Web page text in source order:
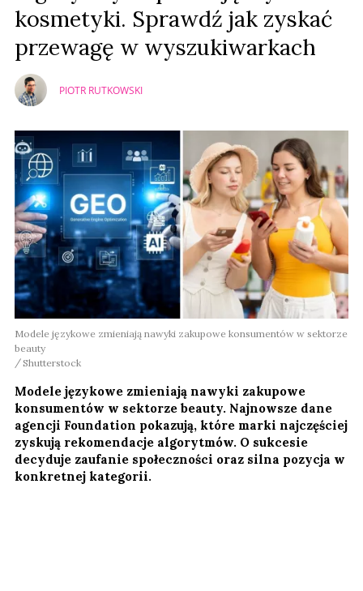
kosmetyki. Sprawdź jak zyskać
przewagę w wyszukiwarkach
PIOTR RUTKOWSKI
Modele językowe zmieniają nawyki zakupowe konsumentów w sektorze
beauty
Shutterstock
Modele językowe zmieniają nawyki zakupowe
konsumentów w sektorze beauty. Najnowsze dane
agencji Foundation pokazują, które marki najczęściej
zyskują rekomendacje algorytmów. O sukcesie
decyduje zaufanie społeczności oraz silna pozycja w
konkretnej kategorii.